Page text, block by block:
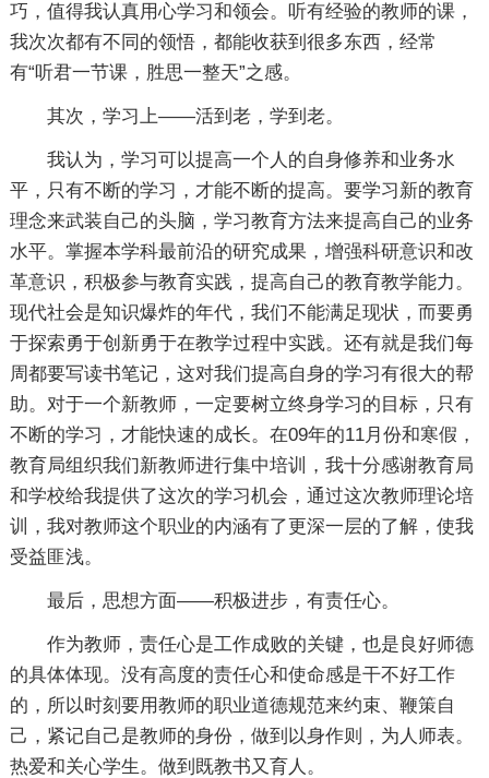
巧，值得我认真用心学习和领会。听有经验的教师的课，
我次次都有不同的领悟，都能收获到很多东西，经常
有“听君一节课，胜思一整天”之感。
其次，学习上——活到老，学到老。
我认为，学习可以提高一个人的自身修养和业务水
平，只有不断的学习，才能不断的提高。要学习新的教育
理念来武装自己的头脑，学习教育方法来提高自己的业务
水平。掌握本学科最前沿的研究成果，增强科研意识和改
革意识，积极参与教育实践，提高自己的教育教学能力。
现代社会是知识爆炸的年代，我们不能满足现状，而要勇
于探索勇于创新勇于在教学过程中实践。还有就是我们每
周都要写读书笔记，这对我们提高自身的学习有很大的帮
助。对于一个新教师，一定要树立终身学习的目标，只有
不断的学习，才能快速的成长。在09年的11月份和寒假，
教育局组织我们新教师进行集中培训，我十分感谢教育局
和学校给我提供了这次的学习机会，通过这次教师理论培
训，我对教师这个职业的内涵有了更深一层的了解，使我
受益匪浅。
最后，思想方面——积极进步，有责任心。
作为教师，责任心是工作成败的关键，也是良好师德
的具体体现。没有高度的责任心和使命感是干不好工作
的，所以时刻要用教师的职业道德规范来约束、鞭策自
己，紧记自己是教师的身份，做到以身作则，为人师表。
热爱和关心学生。做到既教书又育人。